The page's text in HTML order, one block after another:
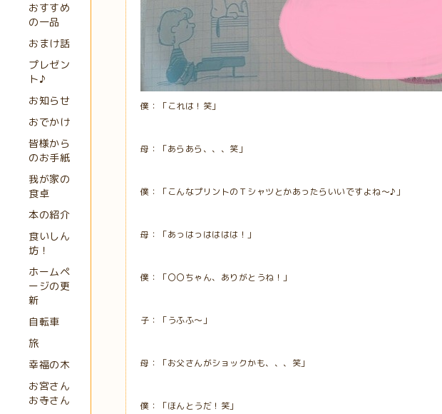
僕：「これは！笑」
母：「あらあら、、、笑」
僕：「こんなプリントのＴシャツとかあったらいいですよね～♪」
母：「あっはっはははは！」
僕：「〇〇ちゃん、ありがとうね！」
子：「うふふ～」
母：「お父さんがショックかも、、、笑」
僕：「ほんとうだ！笑」
おすすめ
の一品
おまけ話
プレゼン
ト♪
お知らせ
おでかけ
皆様から
のお手紙
我が家の
食卓
本の紹介
食いしん
坊！
ホームペ
ージの更
新
自転車
旅
幸福の木
お宮さん
お寺さん